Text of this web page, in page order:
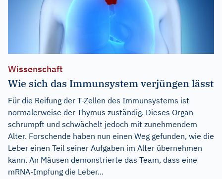
Wissenschaft
Wie sich das Immunsystem verjüngen lässt
Für die Reifung der T-Zellen des Immunsystems ist
normalerweise der Thymus zuständig. Dieses Organ
schrumpft und schwächelt jedoch mit zunehmendem
Alter. Forschende haben nun einen Weg gefunden, wie die
Leber einen Teil seiner Aufgaben im Alter übernehmen
kann. An Mäusen demonstrierte das Team, dass eine
mRNA-Impfung die Leber...